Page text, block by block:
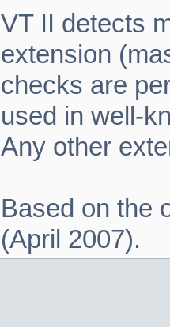
VT II detects
extension
checks are
used in well-
Any other
Based on the
(April 2007).